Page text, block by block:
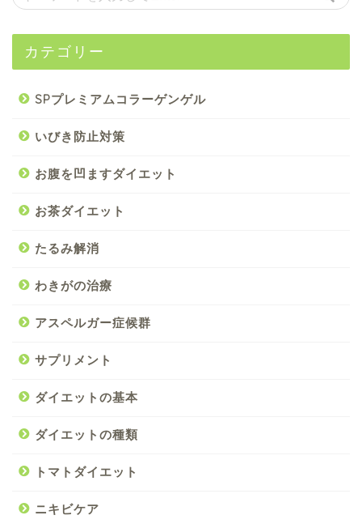
カテゴリー
SPプレミアムコラーゲンゲル
いびき防止対策
お腹を凹ますダイエット
お茶ダイエット
たるみ解消
わきがの治療
アスペルガー症候群
サプリメント
ダイエットの基本
ダイエットの種類
トマトダイエット
ニキビケア